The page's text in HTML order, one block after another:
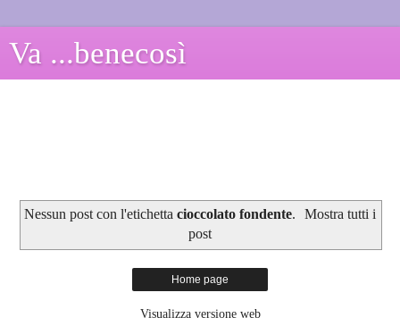
Va ...benecosì
Nessun post con l'etichetta cioccolato fondente.
Mostra tutti i
post
Home page
Visualizza versione web